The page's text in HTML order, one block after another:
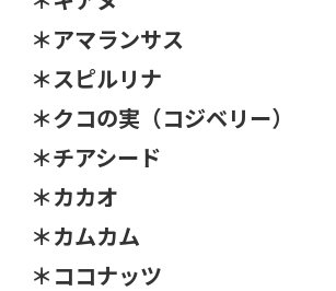
＊アマランサス
＊スピルリナ
＊クコの実（コジベリー）
＊チアシード
＊カカオ
＊カムカム
＊ココナッツ